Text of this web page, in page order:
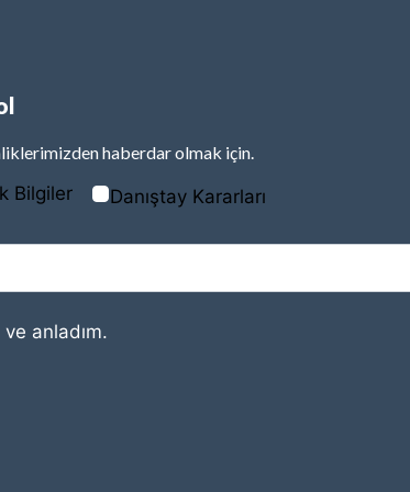
haberdar olmak için.
Bilgiler Danıştay Kararları
anladım.